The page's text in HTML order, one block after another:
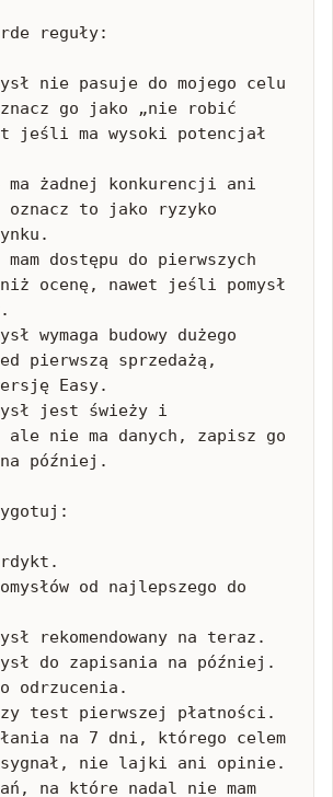
reguły:
nie pasuje do mojego celu
go jako „nie robić
jeśli ma wysoki potencjał
żadnej konkurencji ani
oznacz to jako ryzyko
dostępu do pierwszych
ocenę, nawet jeśli pomysł
wymaga budowy dużego
pierwszą sprzedażą,
Easy.
jest świeży i
ale nie ma danych, zapisz go
na później.
od najlepszego do
rekomendowany na teraz.
do zapisania na później.
odrzucenia.
test pierwszej płatności.
na 7 dni, którego celem
nie lajki ani opinie.
na które nadal nie mam